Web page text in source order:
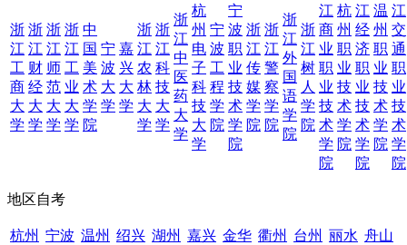
浙
江
工
商
大
学
浙
江
财
经
大
学
浙
江
师
范
大
学
浙
江
工
业
大
学
中
国
美
术
学
院
宁
波
大
学
嘉
兴
大
学
浙
江
农
林
大
学
浙
江
科
技
大
学
浙
江
中
医
药
大
学
杭
州
电
子
科
技
大
学
宁
波
工
程
学
院
宁
波
职
业
技
术
学
院
浙
江
传
媒
学
院
浙
江
警
察
学
院
浙
江
外
国
语
学
院
浙
江
树
人
学
院
江
商
业
职
业
技
术
学
院
杭
州
职
业
技
术
学
院
江
经
济
职
业
技
术
学
院
温
州
职
业
技
术
学
院
江
交
通
职
业
技
术
学
院
地区自考
杭州 宁波 温州 绍兴 湖州 嘉兴 金华 衢州
台州 丽水 舟山